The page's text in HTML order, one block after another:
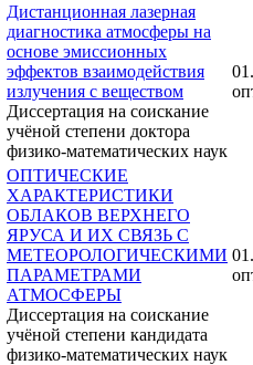
Дистанционная лазерная
диагностика атмосферы на
основе эмиссионных
эффектов взаимодействия
излучения с веществом
Диссертация на соискание
учёной степени доктора
физико-математических наук
ОПТИЧЕСКИЕ
ХАРАКТЕРИСТИКИ
ОБЛАКОВ ВЕРХНЕГО
ЯРУСА И ИХ СВЯЗЬ С
МЕТЕОРОЛОГИЧЕСКИМИ
ПАРАМЕТРАМИ
АТМОСФЕРЫ
Диссертация на соискание
учёной степени кандидата
физико-математических наук